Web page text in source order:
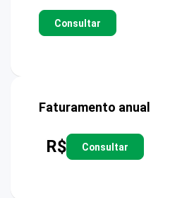
Consultar
Faturamento anual
R$ Consultar